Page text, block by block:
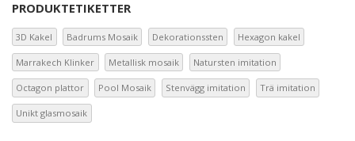
PRODUKTETIKETTER
3D Kakel Badrums Mosaik Dekorationssten Hexagon kakel
Marrakech Klinker Metallisk mosaik Natursten imitation
Octagon plattor Pool Mosaik Stenvägg imitation Trä imitation
Unikt glasmosaik